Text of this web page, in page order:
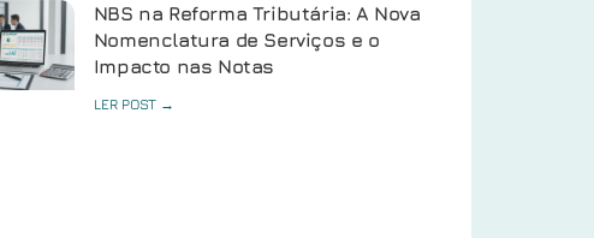
NBS na Reforma Tributária: A Nova
Nomenclatura de Serviços e o
Impacto nas Notas
LER POST →